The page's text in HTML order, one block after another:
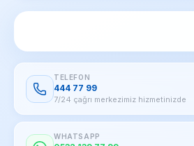
TELEFON
444 77 99
7/24 çağrı merkezimiz hizmetinizde
WHATSAPP